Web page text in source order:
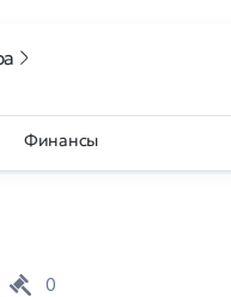
Финансы
0